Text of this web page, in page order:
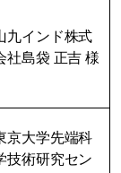
九インド株式
社島袋 正吉 様
京大学先端科
技術研究セン